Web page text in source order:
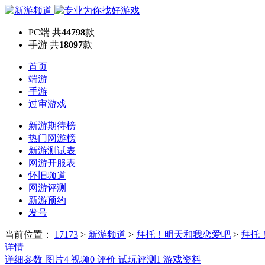
PC端 共44798款
手游 共18097款
首页
端游
手游
过审游戏
新游期待榜
热门网游榜
新游测试表
网游开服表
怀旧频道
网游评测
新游预约
发号
当前位置： 17173 > 新游频道 > 拜托！明天和我恋爱吧 > 拜托
详情
详细参数 图片4 视频0 评价 试玩评测 1 游戏资料